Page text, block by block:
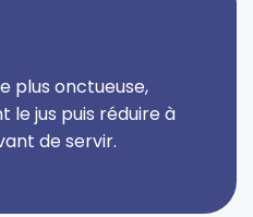
plus onctueuse,
le jus puis réduire à
de servir.